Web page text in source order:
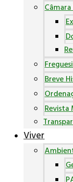
Breve
Revista
Viver